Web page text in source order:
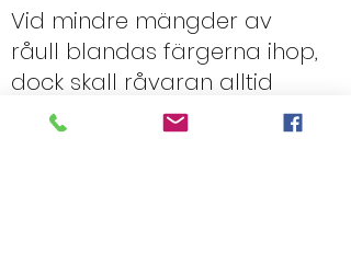
Vid mindre mängder av
råull blandas färgerna ihop,
dock skall råvaran alltid
vara minst 6,5 kg.